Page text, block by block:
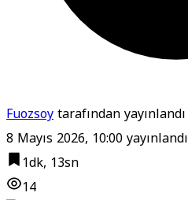
Fuozsoytarafından yayınlandı
8 Mayıs 2026, 10:00yayınlandı
1dk, 13sn
14